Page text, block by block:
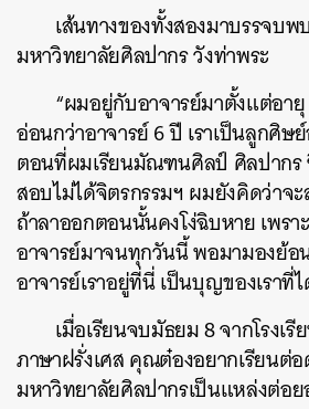
เส้นทางของทั้งสองมาบรรจบพ
มหาวิทยาลัยศิลปากร วังท่าพระ
“ผมอยู่กับอาจารย์มาตั้งแต่อา
อ่อนกว่าอาจารย์ 6 ปี เราเป็นลูกศิษ
ตอนที่ผมเรียนมัณฑนศิลป์ ศิลปากร
สอบไม่ได้จิตรกรรมฯ ผมยังคิดว่าจ
ถ้าลาออกตอนนั้นคงโง่ฉิบหาย เพร
อาจารย์มาจนทุกวันนี้ พอมามองย้อ
อาจารย์เราอยู่ที่นี่ เป็นบุญของเราที่
เมื่อเรียนจบมัธยม 8 จากโรง
ภาษาฝรั่งเศส คุณต๋องอยากเรียนต่
มหาวิทยาลัยศิลปากรเป็นแหล่งต่อ